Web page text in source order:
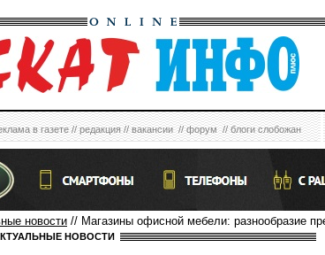
в газете//редакция//вакансии//форум//блоги слобожан
новости // Магазины офисной мебели: разнообразие
НОВОСТИ